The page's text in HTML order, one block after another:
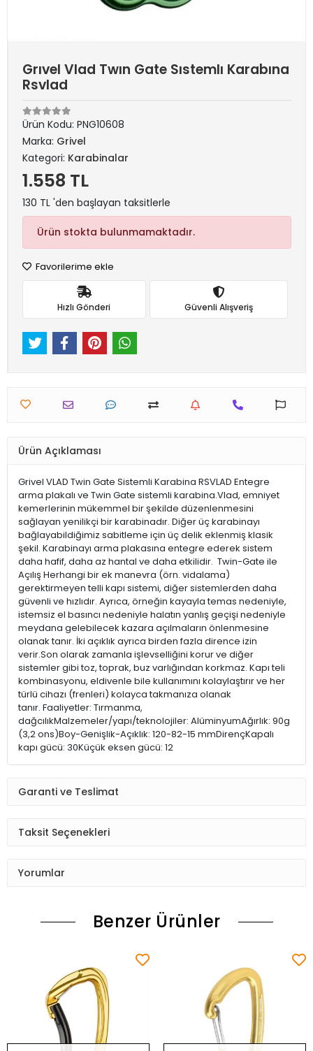
Grıvel Vlad Twın Gate Sıstemlı Karabına
Rsvlad
Ürün Kodu: PNG10608
Marka: Grivel
Kategori: Karabinalar
1.558 TL
130 TL 'den başlayan taksitlerle
Ürün stokta bulunmamaktadır.
Favorilerime ekle
Hızlı Gönderi Güvenli Alışveriş
Ürün Açıklaması
Grivel VLAD Twin Gate Sistemli Karabina RSVLAD Entegre
arma plakalı ve Twin Gate sistemli karabina.Vlad, emniyet
kemerlerinin mükemmel bir şekilde düzenlenmesini
sağlayan yenilikçi bir karabinadır. Diğer üç karabinayı
bağlayabildiğimiz sabitleme için üç delik eklenmiş klasik
şekil. Karabinayı arma plakasına entegre ederek sistem
daha hafif, daha az hantal ve daha etkilidir. Twin-Gate ile
Açılış Herhangi bir ek manevra (örn. vidalama)
gerektirmeyen telli kapı sistemi, diğer sistemlerden daha
güvenli ve hızlıdır. Ayrıca, örneğin kayayla temas nedeniyle,
istemsiz el basıncı nedeniyle halatın yanlış geçişi nedeniyle
meydana gelebilecek kazara açılmaların önlenmesine
olanak tanır. İki açıklık ayrıca birden fazla dirence izin
verir.Son olarak zamanla işlevselliğini korur ve diğer
sistemler gibi toz, toprak, buz varlığından korkmaz. Kapı teli
kombinasyonu, eldivenle bile kullanımını kolaylaştırır ve her
türlü cihazı (frenleri) kolayca takmanıza olanak
tanır. Faaliyetler: Tırmanma,
dağcılıkMalzemeler/yapı/teknolojiler: AlüminyumAğırlık: 90g
(3,2 ons)Boy-Genişlik-Açıklık: 120-82-15 mmDirençKapalı
kapı gücü: 30Küçük eksen gücü: 12
Garanti ve Teslimat
Taksit Seçenekleri
Yorumlar
Benzer Ürünler